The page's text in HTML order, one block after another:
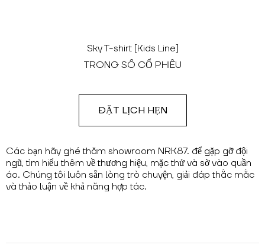
Sky T-shirt [Kids Line]
TRONG SỐ CỔ PHIẾU
Các bạn hãy ghé thăm showroom NRK87. để gặp gỡ đội
ngũ, tìm hiểu thêm về thương hiệu, mặc thử và sờ vào quần
áo. Chúng tôi luôn sẵn lòng trò chuyện, giải đáp thắc mắc
và thảo luận về khả năng hợp tác.
ĐẶT LỊCH HẸN